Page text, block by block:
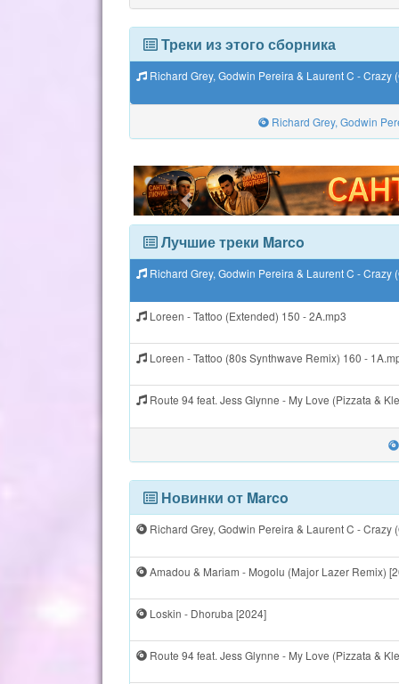
Треки из этого сборника
Richard Grey, Godwin Pereira & Laurent C - Crazy
Richard Grey, Godwin
Лучшие треки Marco
Richard Grey, Godwin Pereira & Laurent C - Crazy
Loreen - Tattoo (Extended) 150 - 2A.mp3
Loreen - Tattoo (80s Synthwave Remix) 160 -
Route 94 feat. Jess Glynne - My Love (Pizzata &
Новинки от Marco
Richard Grey, Godwin Pereira & Laurent C - Crazy
Amadou & Mariam - Mogolu (Major Lazer Remix)
Loskin - Dhoruba [2024]
Route 94 feat. Jess Glynne - My Love (Pizzata &